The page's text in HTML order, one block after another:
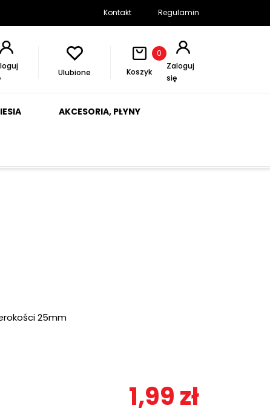
Kontakt Regulamin
Ulubione Koszyk
0
Zaloguj
się
AKCESORIA, PŁYNY
25mm
1,99 zł